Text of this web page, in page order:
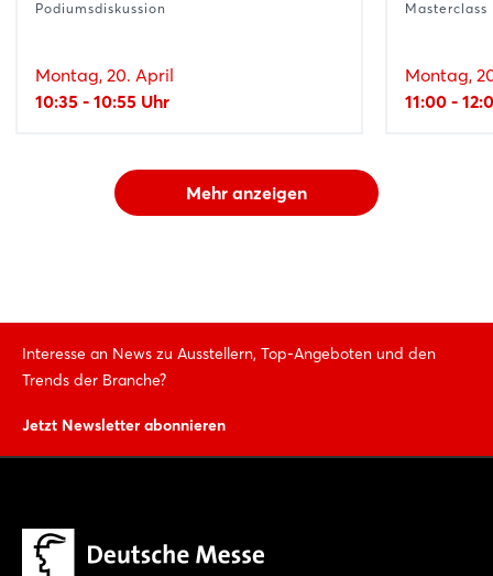
Podiumsdiskussion
Montag, 20. April
10:35 - 10:55 Uhr
Masterclass
Montag,
11:00 -
Mehr anzeigen
Interesse an News zu Ausstellern, Top-Angeboten und den
Trends der Branche?
Jetzt Newsletter abonnieren